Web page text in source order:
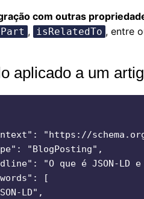
com outras
, isRelatedTo , entre
aplicado a um
"https://
"BlogPosting",
"O que é JSON-LD
[
LD",